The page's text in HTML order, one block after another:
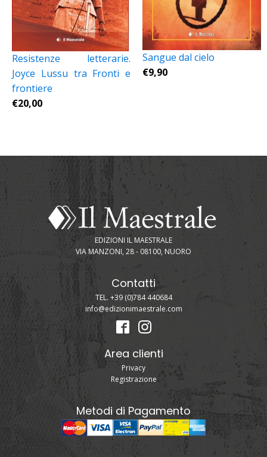
Resistenze letterarie.
Joyce Lussu tra Fronti e
frontiere
€20,00
Sangue dal cielo
€9,90
EDIZIONI IL MAESTRALE
VIA MANZONI, 28 - 08100, NUORO
Contatti
TEL. +39 (0)784 440684
info@edizionimaestrale.com
Area clienti
Privacy
Registrazione
Metodi di Pagamento